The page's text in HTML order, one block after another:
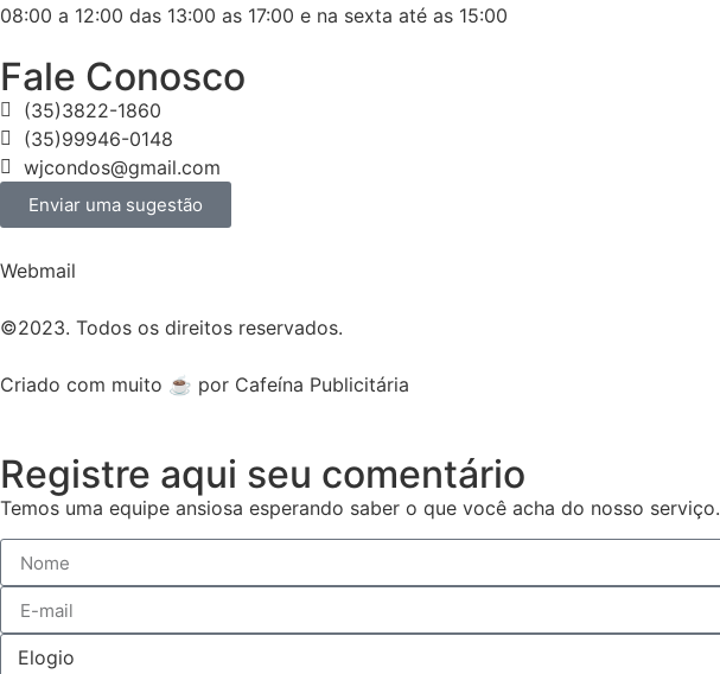
08:00 a 12:00 das 13:00 as 17:00 e na sexta até as 15:00
Fale Conosco
(35)3822-1860
(35)99946-0148
wjcondos@gmail.com
Enviar uma sugestão
Webmail
©2023. Todos os direitos reservados.
Criado com muito ☕ por Cafeína Publicitária
Registre aqui seu comentário
Temos uma equipe ansiosa esperando saber o que você acha do nosso serviço.